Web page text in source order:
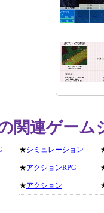
関連ゲーム
★シミュレーション
★アクションRPG
★アクション